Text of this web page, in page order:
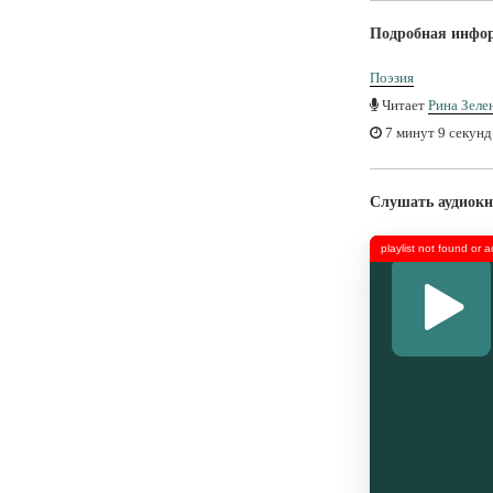
Подробная
Поэзия
Читает Рина
7 минут 9 секунд
Слушать
playlist not found or